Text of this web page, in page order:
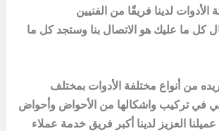
الأدوات لدينا فريقًا من الفنيين
كل ما عليك هو الاتصال بنا وستجد كل ما
من أنواع مختلفة الأدوات بمختلف
في تركيب واشكالها من الأحواض وأحواض
العزيز لدينا أكبر فريق خدمة عملاء